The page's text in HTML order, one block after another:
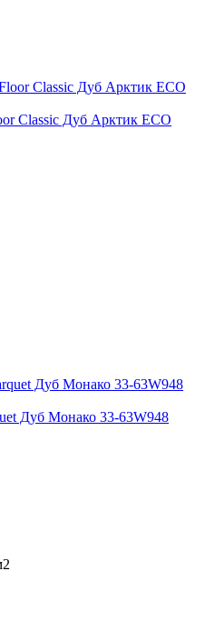
Classic Дуб Арктик ЕСО
Дуб Монако 33-63W948